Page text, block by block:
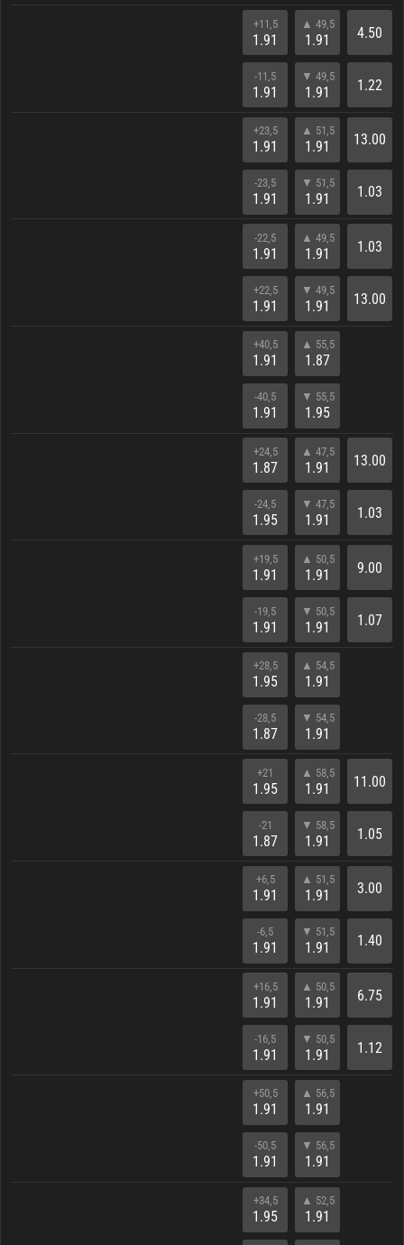
+11,5
1.91
-11,5
1.91
▲ 49,5
1.91
▼ 49,5
1.91
4.50
1.22
+23,5
1.91
-23,5
1.91
▲ 51,5
1.91
▼ 51,5
1.91
13.00
1.03
-22,5
1.91
+22,5
1.91
▲ 49,5
1.91
▼ 49,5
1.91
1.03
13.00
+40,5
1.91
-40,5
1.91
▲ 55,5
1.87
▼ 55,5
1.95
+24,5
1.87
-24,5
1.95
▲ 47,5
1.91
▼ 47,5
1.91
13.00
1.03
+19,5
1.91
-19,5
1.91
▲ 50,5
1.91
▼ 50,5
1.91
9.00
1.07
+28,5
1.95
-28,5
1.87
▲ 54,5
1.91
▼ 54,5
1.91
+21
1.95
-21
1.87
▲ 58,5
1.91
▼ 58,5
1.91
11.00
1.05
+6,5
1.91
-6,5
1.91
▲ 51,5
1.91
▼ 51,5
1.91
3.00
1.40
+16,5
1.91
-16,5
1.91
▲ 50,5
1.91
▼ 50,5
1.91
6.75
1.12
+50,5
1.91
-50,5
1.91
▲ 56,5
1.91
▼ 56,5
1.91
+34,5
1.95
▲ 52,5
1.91